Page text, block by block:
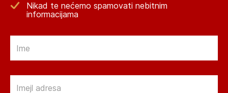
Nikad te nećemo spamovati nebitnim
informacijama